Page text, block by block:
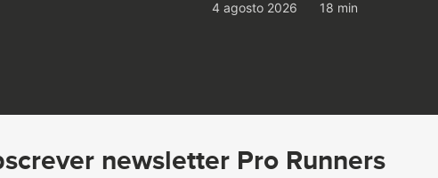
4 agosto 2026 18 min
newsletter Pro Runners